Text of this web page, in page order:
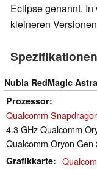
Eclipse genannt.
kleineren
Spezifikationen
Nubia RedMagic
Prozessor
Qualcomm
4.3 GHz Qualcomm
Qualcomm Oryon
Grafikkarte